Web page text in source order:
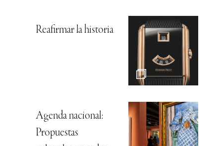
Reafirmar la historia
Agenda nacional:
Propuestas